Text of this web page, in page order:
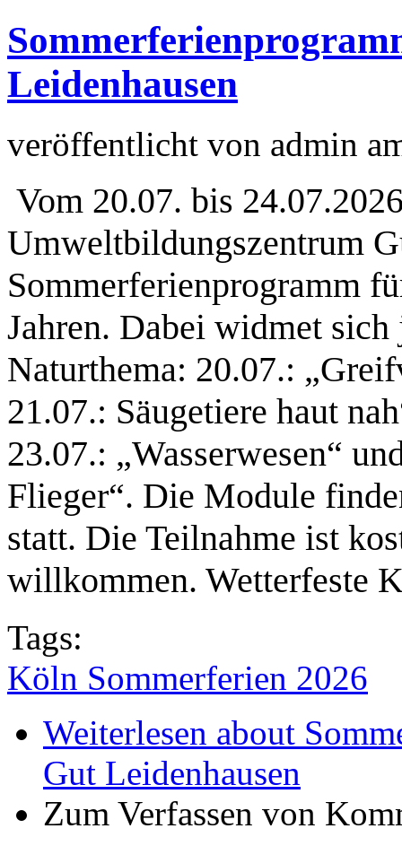
Leidenhausen
veröffentlicht von admin
Vom 20.07. bis
Umweltbildungszentrum
Sommerferienprogramm
Jahren. Dabei widmet
Naturthema: 20.07.:
21.07.: Säugetiere haut
23.07.: „Wasserwesen“
Flieger“. Die Module
statt. Die Teilnahme ist
willkommen. Wetterfeste
Tags:
Köln Sommerferien 2026
Weiterlesen about
Gut Leidenhausen
Zum Verfassen von